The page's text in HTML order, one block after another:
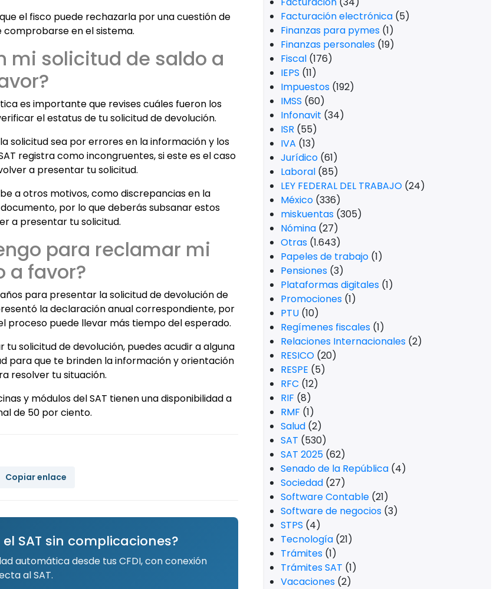
el fisco puede rechazarla por una cuestión de
comprobarse en el sistema.
mi solicitud de saldo a
es importante que revises cuáles fueron los
el estatus de tu solicitud de devolución.
solicitud sea por errores en la información y los
registra como incongruentes, si este es el caso
a presentar tu solicitud.
a otros motivos, como discrepancias en la
por lo que deberás subsanar estos
a presentar tu solicitud.
para reclamar mi
a favor?
para presentar la solicitud de devolución de
la declaración anual correspondiente, por
proceso puede llevar más tiempo del esperado.
solicitud de devolución, puedes acudir a alguna
para que te brinden la información y orientación
resolver tu situación.
y módulos del SAT tienen una disponibilidad a
de 50 por ciento.
Copiar enlace
SAT sin complicaciones?
automática desde tus CFDI, con conexión
al SAT.
Facturación electrónica (5)
Finanzas para pymes (1)
Finanzas personales (19)
Fiscal (176)
IEPS (11)
Impuestos (192)
IMSS (60)
Infonavit (34)
ISR (55)
IVA (13)
Jurídico (61)
Laboral (85)
LEY FEDERAL DEL TRABAJO (24)
México (336)
miskuentas (305)
Nómina (27)
Otras (1.643)
Papeles de trabajo (1)
Pensiones (3)
Plataformas digitales (1)
Promociones (1)
PTU (10)
Regímenes fiscales (1)
Relaciones Internacionales (2)
RESICO (20)
RESPE (5)
RFC (12)
RIF (8)
RMF (1)
Salud (2)
SAT (530)
SAT 2025 (62)
Senado de la República (4)
Sociedad (27)
Software Contable (21)
Software de negocios (3)
STPS (4)
Tecnología (21)
Trámites (1)
Trámites SAT (1)
Vacaciones (2)